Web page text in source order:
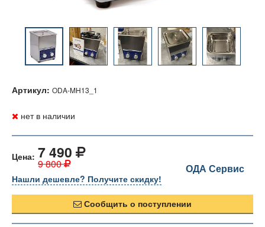
Артикул: ODA-MH13_1
нет в наличии
Цена: 7 490
9 800 ОДА Сервис
Нашли дешевле? Получите скидку!
Сообщить о поступлении